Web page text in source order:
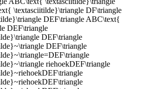
\textasciitilde}\triangle DF\triangle
DEF\triangle ABC\text{
DEF\triangle
DEF\triangle
DEF\triangle
riehoekDEF\triangle